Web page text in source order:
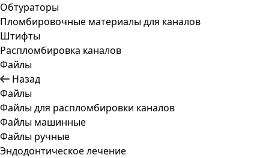
Обтураторы
Пломбировочные материалы для каналов
Штифты
Распломбировка каналов
Файлы
Назад
Файлы
Файлы для распломбировки каналов
Файлы машинные
Файлы ручные
Эндодонтическое лечение